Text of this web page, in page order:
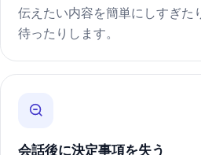
伝えたい内容を簡単にしすぎた
待ったりします。
会話後に決定事項を失う